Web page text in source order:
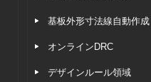
基板外形寸法線自動作成
オンラインDRC
デザインルール領域